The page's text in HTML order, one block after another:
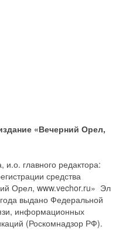
«Вечерний Орел,
и.о. главного редактора:
средства
Орел, www.vechor.ru» Эл
выдано Федеральной
информационных
(Роскомнадзор РФ).